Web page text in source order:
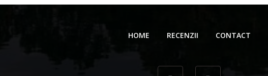
HOME RECENZII CONTACT